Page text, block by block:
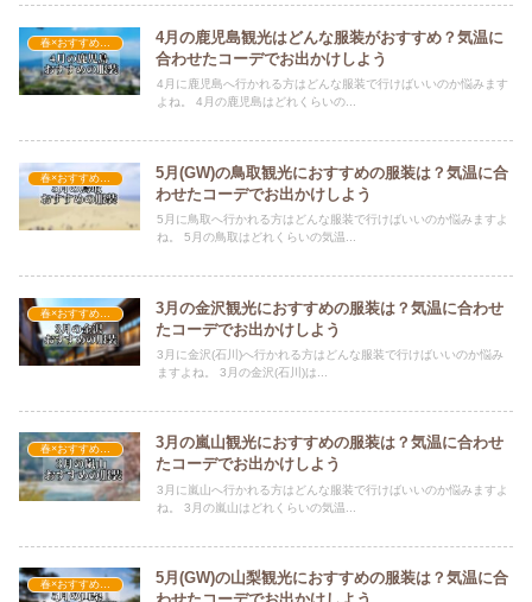
春×おすすめの服装
4月の鹿児島観光はどんな服装がおすすめ？気温に
合わせたコーデでお出かけしよう
4月に鹿児島へ行かれる方はどんな服装で行けばいいのか悩みます
よね。 4月の鹿児島はどれくらいの...
5月(GW)の鳥取観光におすすめの服装は？気温に合
わせたコーデでお出かけしよう
5月に鳥取へ行かれる方はどんな服装で行けばいいのか悩みますよ
ね。 5月の鳥取はどれくらいの気温...
3月の金沢観光におすすめの服装は？気温に合わせ
たコーデでお出かけしよう
3月に金沢(石川)へ行かれる方はどんな服装で行けばいいのか悩み
ますよね。 3月の金沢(石川)は...
3月の嵐山観光におすすめの服装は？気温に合わせ
たコーデでお出かけしよう
3月に嵐山へ行かれる方はどんな服装で行けばいいのか悩みますよ
ね。 3月の嵐山はどれくらいの気温...
5月(GW)の山梨観光におすすめの服装は？気温に合